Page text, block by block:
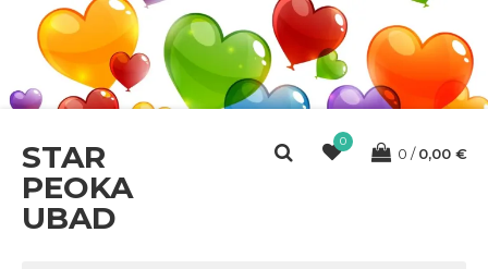
STAR
PEOKA
UBAD
0
0 0,00 €